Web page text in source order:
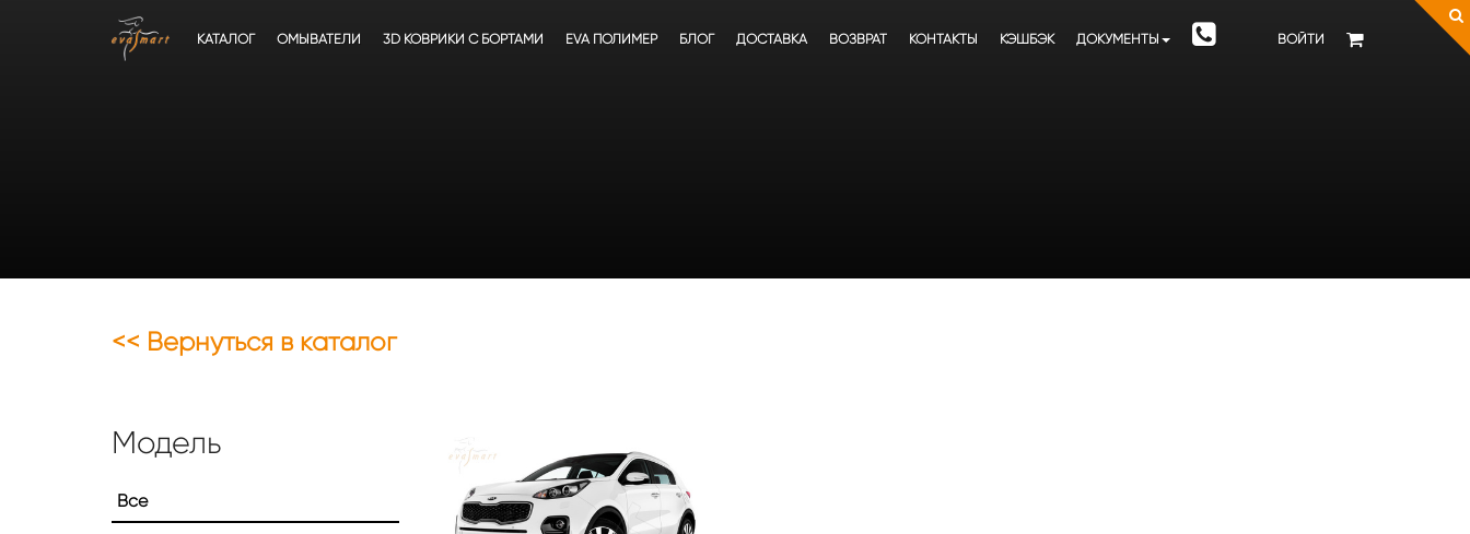
ВОЙТИ
КАТАЛОГ ОМЫВАТЕЛИ 3D КОВРИКИ C БОРТАМИ EVA ПОЛИМЕР БЛОГ ДОСТАВКА ВОЗВРАТ КОНТАКТЫ КЭШБЭК ДОКУМЕНТЫ
<< Вернуться в каталог
Модель
Все